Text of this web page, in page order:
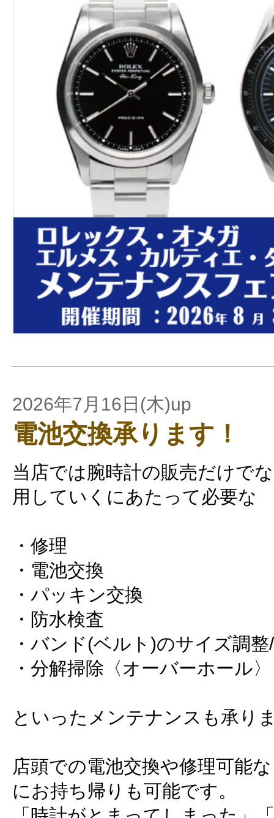
2026年7月16日(木)up
電池交換承ります！
当店では腕時計の販売だけで
用していくにあたって必要な
・修理
・電池交換
・パッキン交換
・防水検査
・バンド(ベルト)のサイズ調整
・分解掃除〈オーバーホール〉
といったメンテナンスも承り
店頭での電池交換や修理可能
にお持ち帰りも可能です。